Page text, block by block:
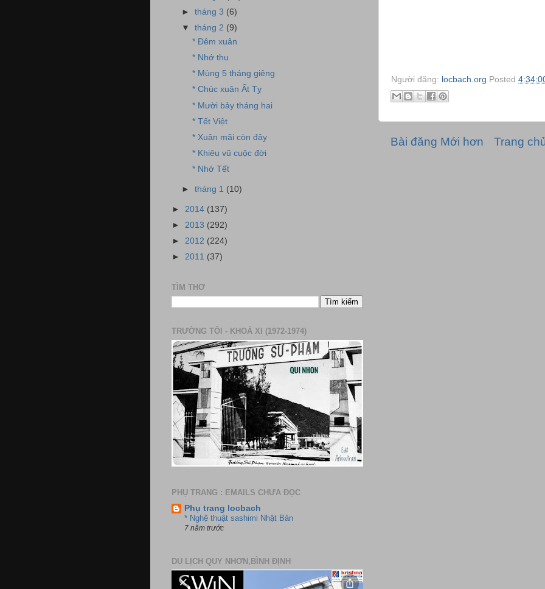
Người đăng: locbach.org Posted
Bài đăng Mới hơn Trang
►tháng 3 (6)
▼tháng 2 (9)
* Đêm xuân
* Nhớ thu
* Mùng 5 tháng giêng
* Chúc xuân Ất Tỵ
* Mười bảy tháng hai
* Tết Việt
* Xuân mãi còn đây
* Khiêu vũ cuộc đời
* Nhớ Tết
►tháng 1 (10)
► 2014 (137)
► 2013 (292)
► 2012 (224)
► 2011 (37)
TÌM THƠ
TRƯỜNG TÔI - KHOÁ XI (1972-1974)
PHỤ TRANG : EMAILS CHƯA ĐỌC
Phụ trang locbach
* Nghệ thuật sashimi Nhật Bản
7 năm trước
DU LỊCH QUY NHƠN,BÌNH ĐỊNH